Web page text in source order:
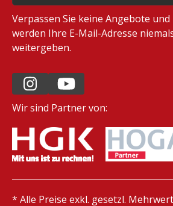
Verpassen Sie keine Angebote und
werden Ihre E-Mail-Adresse
weitergeben.
Wir sind Partner von:
* Alle Preise exkl. gesetzl.